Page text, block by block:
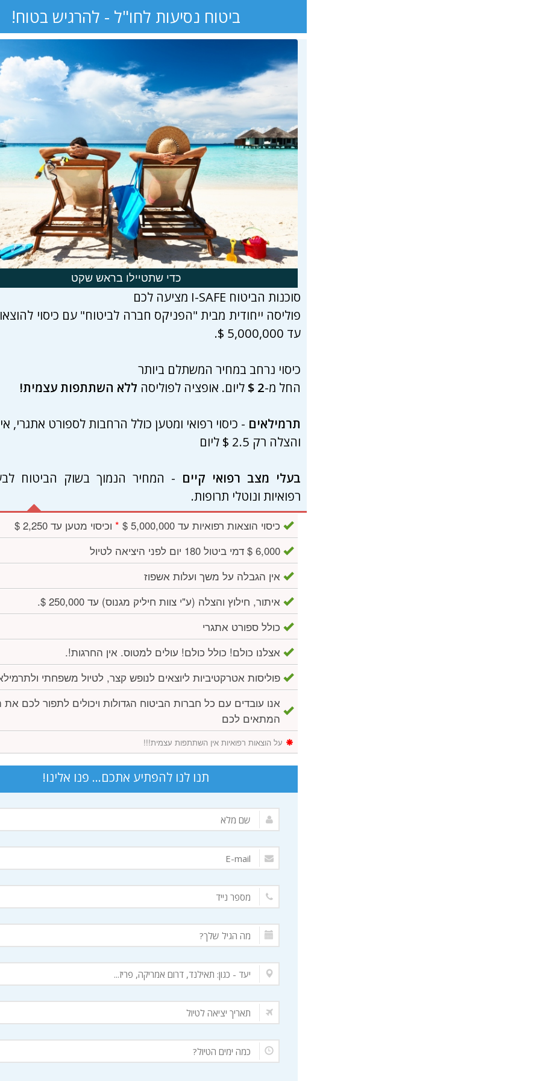
ביטוח נסיעות לחו"ל - להרגיש בטוח!
כדי שתטיילו בראש שקט
סוכנות הביטוח I-SAFE מציעה לכם
פוליסה ייחודית מבית "הפניקס חברה לביטוח" עם כיסוי
עד 5,000,000 $.
כיסוי נרחב במחיר המשתלם ביותר
החל מ-2 $ ליום. אופציה לפוליסה ללא השתתפות עצמית!
תרמילאים - כיסוי רפואי ומטען כולל הרחבות לספורט אתגרי,
והצלה רק 2.5 $ ליום
בעלי מצב רפואי קיים - המחיר הנמוך בשוק הביטוח
רפואיות ונוטלי תרופות.
כיסוי הוצאות רפואיות עד 5,000,000 $ * וכיסוי מטען עד 2,250 $
6,000 $ דמי ביטול 180 יום לפני היציאה לטיול
אין הגבלה על משך ועלות אשפוז
איתור, חילוץ והצלה (ע"י צוות חיליק מגנוס) עד 250,000 $.
כולל ספורט אתגרי
אצלנו כולם! כולל כולם! עולים למטוס. אין החרגות!.
פוליסות אטרקטיביות ליוצאים לנופש קצר, לטיול משפחתי
אנו עובדים עם כל חברות הביטוח הגדולות ויכולים לתפור לכם את
המתאים לכם
על הוצאות רפואיות אין השתתפות עצמית!!!
תנו לנו להפתיע אתכם... פנו אלינו!